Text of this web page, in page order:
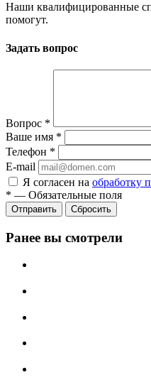
Наши квалифицированные
помогут.
Задать вопрос
Вопрос *
Ваше имя *
Телефон *
E-mail
Я согласен на обработку
* — Обязательные поля
Сбросить
Ранее вы смотрели